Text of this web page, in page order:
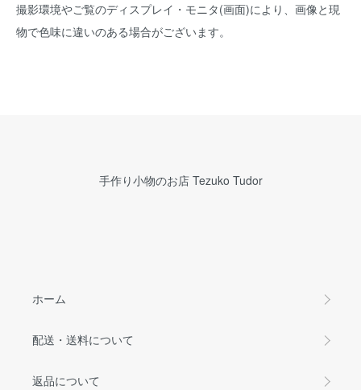
撮影環境やご覧のディスプレイ・モニタ(画面)により、画像と現
物で色味に違いのある場合がございます。
手作り小物のお店 Tezuko Tudor
ホーム
配送・送料について
返品について